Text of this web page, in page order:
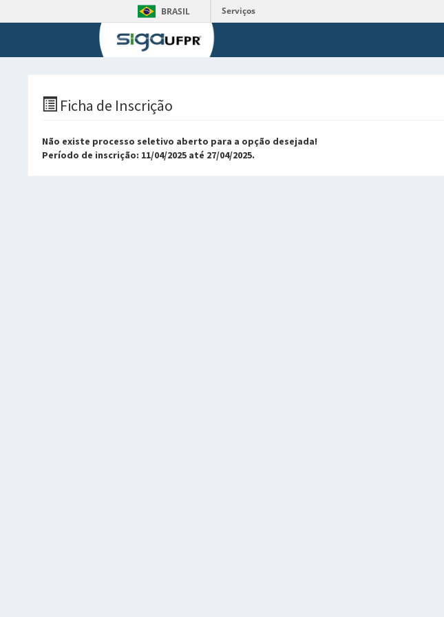
BRASIL Serviços
Ficha de Inscrição
Não existe processo seletivo aberto para a opção desejada!
Período de inscrição: 11/04/2025 até 27/04/2025.